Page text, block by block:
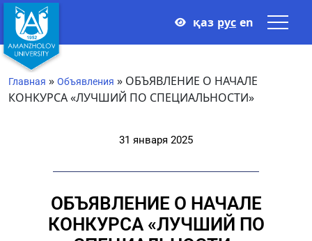
қаз рус en
Главная » Объявления » ОБЪЯВЛЕНИЕ О НАЧАЛЕ
КОНКУРСА «ЛУЧШИЙ ПО СПЕЦИАЛЬНОСТИ»
31 января 2025
ОБЪЯВЛЕНИЕ О НАЧАЛЕ
КОНКУРСА «ЛУЧШИЙ ПО